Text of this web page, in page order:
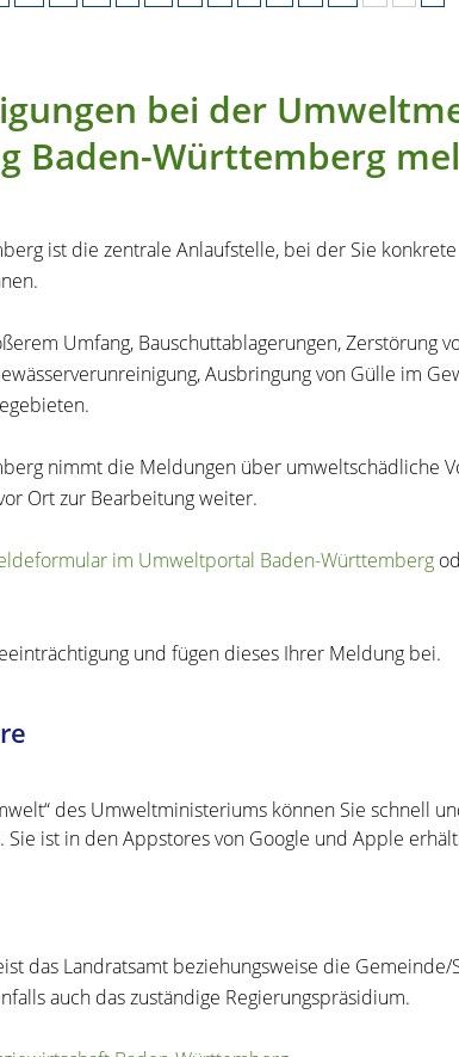
bei der
Baden-Württemberg
ist die zentrale Anlaufstelle, bei der Sie konkrete
Umfang, Bauschuttablagerungen, Zerstörung
Ausbringung von Gülle im
nimmt die Meldungen über umweltschädliche
Ort zur Bearbeitung weiter.
im Umweltportal Baden-Württemberg
und fügen dieses Ihrer Meldung bei.
des Umweltministeriums können Sie schnell
ist in den Appstores von Google und Apple
das Landratsamt beziehungsweise die Gemeinde/
auch das zuständige Regierungspräsidium.